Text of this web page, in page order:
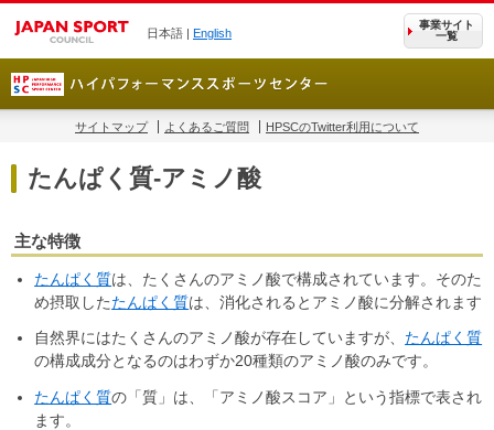
日本語 | English
事業サイト
一覧
サイトマップ よくあるご質問 HPSCのTwitter利用について
たんぱく質‐アミノ酸
主な特徴
たんぱく質は、たくさんのアミノ酸で構成されています。そのた
め摂取したたんぱく質は、消化されるとアミノ酸に分解されます
自然界にはたくさんのアミノ酸が存在していますが、 たんぱく質
の構成成分となるのはわずか20種類のアミノ酸のみです。
たんぱく質の「質」は、「アミノ酸スコア」という指標で表され
ます。